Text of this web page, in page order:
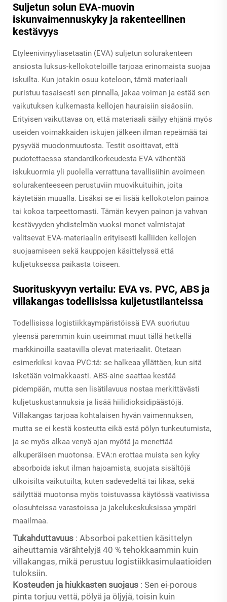
Suljetun solun EVA-muovin
iskunvaimennuskyky ja rakenteellinen
kestävyys
Etyleenivinyyliasetaatin (EVA) suljetun solurakenteen
ansiosta luksus-kellokoteloille tarjoaa erinomaista suojaa
iskuilta. Kun jotakin osuu koteloon, tämä materiaali
puristuu tasaisesti sen pinnalla, jakaa voiman ja estää sen
vaikutuksen kulkemasta kellojen hauraisiin sisäosiin.
Erityisen vaikuttavaa on, että materiaali säilyy ehjänä myös
useiden voimakkaiden iskujen jälkeen ilman repeämää tai
pysyvää muodonmuutosta. Testit osoittavat, että
pudotettaessa standardikorkeudesta EVA vähentää
iskukuormia yli puolella verrattuna tavallisiihin avoimeen
solurakenteeseen perustuviin muovikuituihin, joita
käytetään muualla. Lisäksi se ei lisää kellokotelon painoa
tai kokoa tarpeettomasti. Tämän kevyen painon ja vahvan
kestävyyden yhdistelmän vuoksi monet valmistajat
valitsevat EVA-materiaalin erityisesti kalliiden kellojen
suojaamiseen sekä kauppojen käsittelyssä että
kuljetuksessa paikasta toiseen.
Suorituskyvyn vertailu: EVA vs. PVC, ABS ja
villakangas todellisissa kuljetustilanteissa
Todellisissa logistiikkaympäristöissä EVA suoriutuu
yleensä paremmin kuin useimmat muut tällä hetkellä
markkinoilla saatavilla olevat materiaalit. Otetaan
esimerkiksi kovaa PVC:tä: se halkeaa yllättäen, kun sitä
isketään voimakkaasti. ABS-aine saattaa kestää
pidempään, mutta sen lisätilavuus nostaa merkittävästi
kuljetuskustannuksia ja lisää hiilidioksidipäästöjä.
Villakangas tarjoaa kohtalaisen hyvän vaimennuksen,
mutta se ei kestä kosteutta eikä estä pölyn tunkeutumista,
ja se myös alkaa venyä ajan myötä ja menettää
alkuperäisen muotonsa. EVA:n erottaa muista sen kyky
absorboida iskut ilman hajoamista, suojata sisältöjä
ulkoisilta vaikutuilta, kuten sadevedeltä tai likaa, sekä
säilyttää muotonsa myös toistuvassa käytössä vaativissa
olosuhteissa varastoissa ja jakelukeskuksissa ympäri
maailmaa.
Tukahduttavuus : Absorboi pakettien käsittelyn
aiheuttamia värähtelyjä 40 % tehokkaammin kuin
villakangas, mikä perustuu logistiikkasimulaatioiden
tuloksiin.
Kosteuden ja hiukkasten suojaus : Sen ei-porous
pinta torjuu vettä, pölyä ja öljyjä, toisin kuin